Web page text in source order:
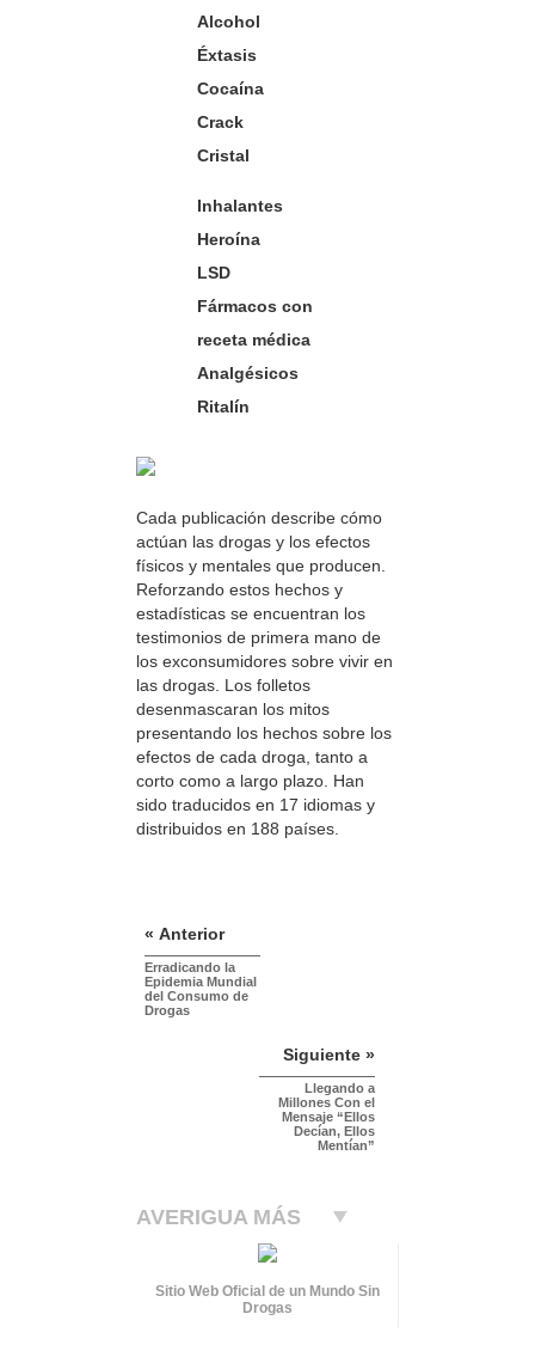
Alcohol
Éxtasis
Cocaína
Crack
Cristal
Inhalantes
Heroína
LSD
Fármacos con
receta médica
Analgésicos
Ritalín
Cada publicación describe cómo
actúan las drogas y los efectos
físicos y mentales que producen.
Reforzando estos hechos y
estadísticas se encuentran los
testimonios de primera mano de
los exconsumidores sobre vivir en
las drogas. Los folletos
desenmascaran los mitos
presentando los hechos sobre los
efectos de cada droga, tanto a
corto como a largo plazo. Han
sido traducidos en 17 idiomas y
distribuidos en 188 países.
« Anterior
Erradicando la
Epidemia Mundial
del Consumo de
Drogas
Siguiente »
Llegando a
Millones Con el
Mensaje “Ellos
Decían, Ellos
Mentían”
AVERIGUA MÁS
Sitio Web Oficial de un Mundo Sin
Drogas